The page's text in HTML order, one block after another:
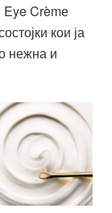
Crèmе
кои ја
нежна и